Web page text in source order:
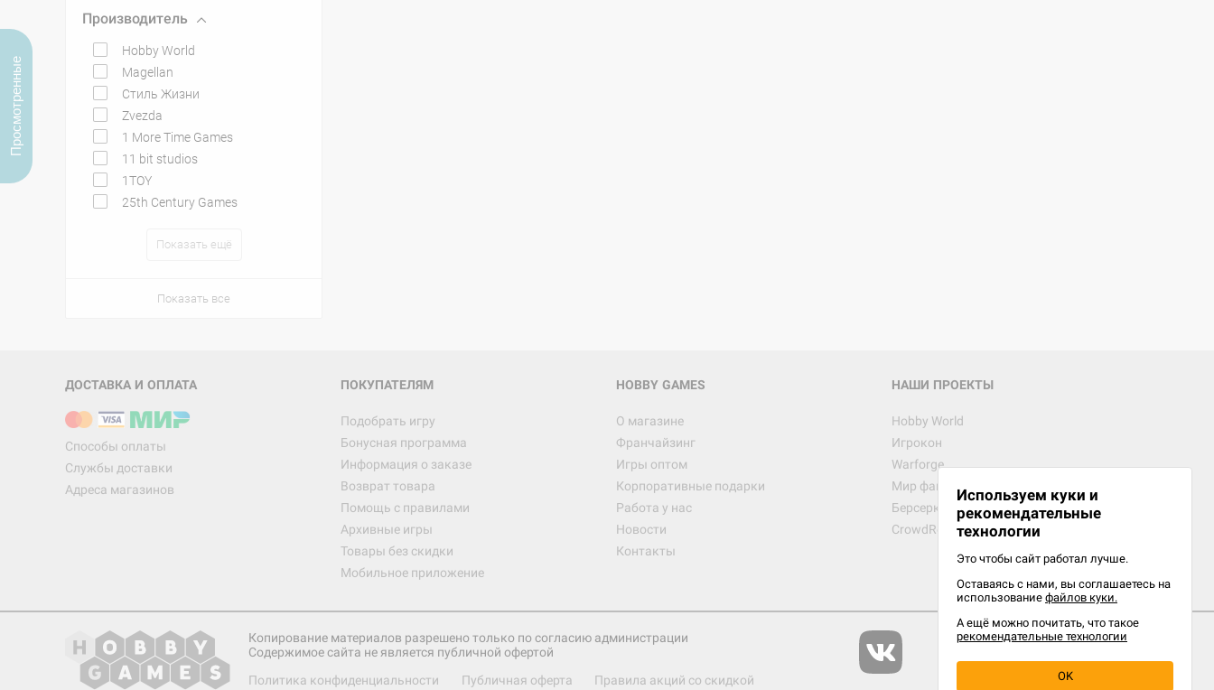
Производитель
Hobby World
Magellan
Стиль Жизни
Zvezda
1 More Time Games
11 bit studios
1TOY
25th Century Games
Показать ещё
Показать все
ДОСТАВКА И ОПЛАТА
Способы оплаты
Службы доставки
Адреса магазинов
ПОКУПАТЕЛЯМ
Подобрать игру
Бонусная программа
Информация о заказе
Возврат товара
Помощь с правилами
Архивные игры
Товары без скидки
Мобильное приложение
HOBBY GAMES
О магазине
Франчайзинг
Игры оптом
Корпоративные подарки
Работа у нас
Новости
Контакты
НАШИ ПРОЕКТЫ
Hobby World
Игрокон
Warforge
Мир фантастики
Берсерк
CrowdRepublic
Копирование материалов разрешено только по согласию администрации
Содержимое сайта не является публичной офертой
Политика конфиденциальности
Публичная оферта Правила акций со скидкой
Используем куки и
рекомендательные
технологии
Это чтобы сайт работал лучше.
Оставаясь с нами, вы соглашаетесь на
использование файлов куки.
А ещё можно почитать, что такое
рекомендательные технологии
OK
Просмотренные
799
Настольная игра Hobby World Сумерки
империи. Четвёртая редакция: Грозовой
Рубеж
12 990
Долгорукий" проекта "Борей"